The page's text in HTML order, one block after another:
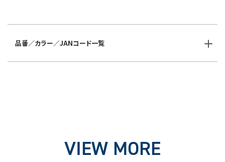
品番／カラー／JANコード一覧
VIEW MORE